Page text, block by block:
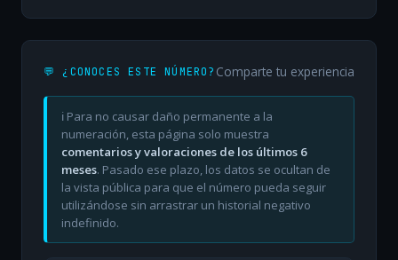
💬 ¿CONOCES ESTE NÚMERO? Comparte tu experiencia
ℹ️ Para no causar daño permanente a la
numeración, esta página solo muestra
comentarios y valoraciones de los últimos 6
meses. Pasado ese plazo, los datos se ocultan de
la vista pública para que el número pueda seguir
utilizándose sin arrastrar un historial negativo
indefinido.